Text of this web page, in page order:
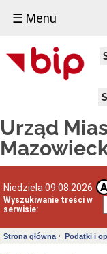
☰ Menu
Urząd
Niedziela 09.08.2026 A
Wyszukiwanie treści w
serwisie:
Miasto
Pieczęcie
Granice
miasta
Statut
Miasta
Władze
Miasta
Prezydent
zastępcy
Strona główna Podatki i